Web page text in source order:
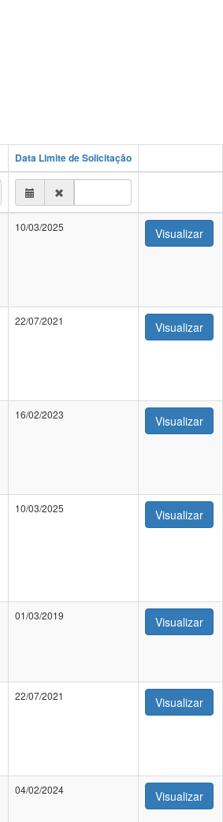
Data Limite de Solicitação
10/03/2025 Visualizar
22/07/2021 Visualizar
16/02/2023 Visualizar
10/03/2025 Visualizar
01/03/2019 Visualizar
22/07/2021 Visualizar
04/02/2024 Visualizar